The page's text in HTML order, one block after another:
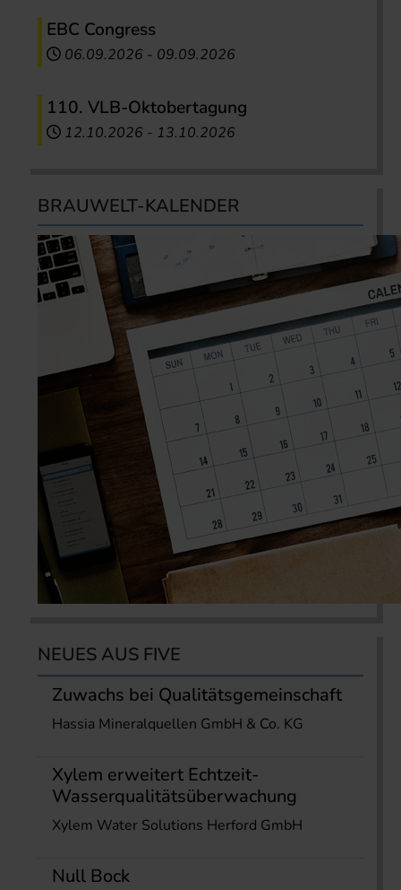
EBC Congress
06.09.2026 - 09.09.2026
110. VLB-Oktobertagung
12.10.2026 - 13.10.2026
BRAUWELT-KALENDER
NEUES AUS FIVE
Zuwachs bei Qualitätsgemeinschaft
Hassia Mineralquellen GmbH & Co. KG
Xylem erweitert Echtzeit-
Wasserqualitätsüberwachung
Xylem Water Solutions Herford GmbH
Null Bock